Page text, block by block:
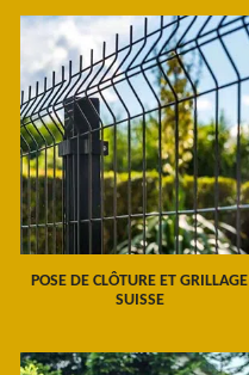
POSE DE CLÔTURE ET GRILLAGE
SUISSE